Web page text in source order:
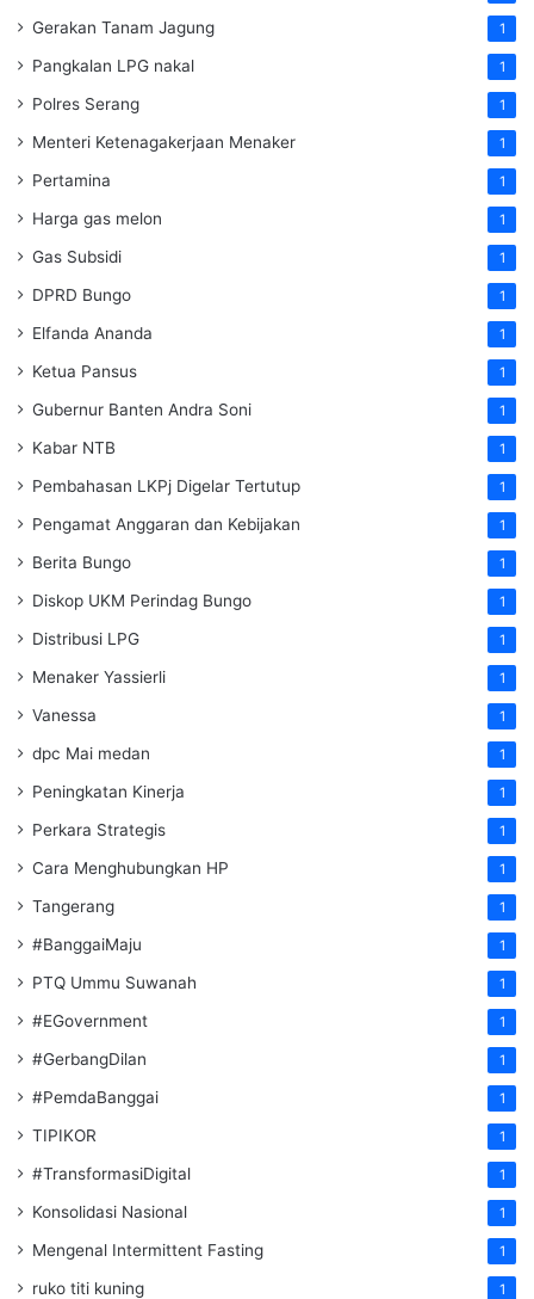
Gerakan Tanam Jagung 1
Pangkalan LPG nakal 1
Polres Serang 1
Menteri Ketenagakerjaan Menaker 1
Pertamina 1
Harga gas melon 1
Gas Subsidi 1
DPRD Bungo 1
Elfanda Ananda 1
Ketua Pansus 1
Gubernur Banten Andra Soni 1
Kabar NTB 1
Pembahasan LKPj Digelar Tertutup 1
Pengamat Anggaran dan Kebijakan 1
Berita Bungo 1
Diskop UKM Perindag Bungo 1
Distribusi LPG 1
Menaker Yassierli 1
Vanessa 1
dpc Mai medan 1
Peningkatan Kinerja 1
Perkara Strategis 1
Cara Menghubungkan HP 1
Tangerang 1
#BanggaiMaju 1
PTQ Ummu Suwanah 1
#EGovernment 1
#GerbangDilan 1
#PemdaBanggai 1
TIPIKOR 1
#TransformasiDigital 1
Konsolidasi Nasional 1
Mengenal Intermittent Fasting 1
ruko titi kuning 1